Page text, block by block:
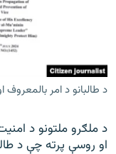
د طالبانو د امر بالمعروف
د ملګرو ملتونو د
او روسې پرته چې د